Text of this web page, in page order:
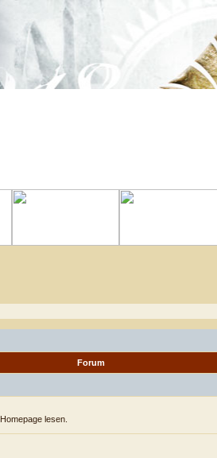
Forum
lesen.